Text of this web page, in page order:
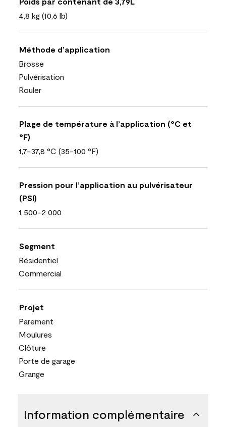
4,8 kg (10,6 lb)
Méthode d’application
Brosse
Pulvérisation
Rouler
Plage de température à l’application (°C et
°F)
1,7-37,8 °C (35-100 °F)
Pression pour l’application au pulvérisateur
(PSI)
1 500-2 000
Segment
Résidentiel
Commercial
Projet
Parement
Moulures
Clôture
Porte de garage
Grange
Information complémentaire